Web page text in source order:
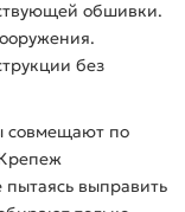
обшивки.
без
совмещают по
выправить